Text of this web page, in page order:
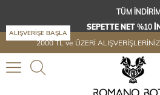
TÜM
SEPETTE NET%10
ALIŞVERİŞE BAŞLA
2000 TL ve ÜZERİ